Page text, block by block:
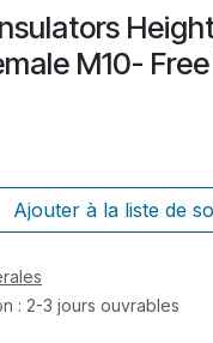
M10- Free
Ajouter à la liste de
: 2-3 jours ouvrables